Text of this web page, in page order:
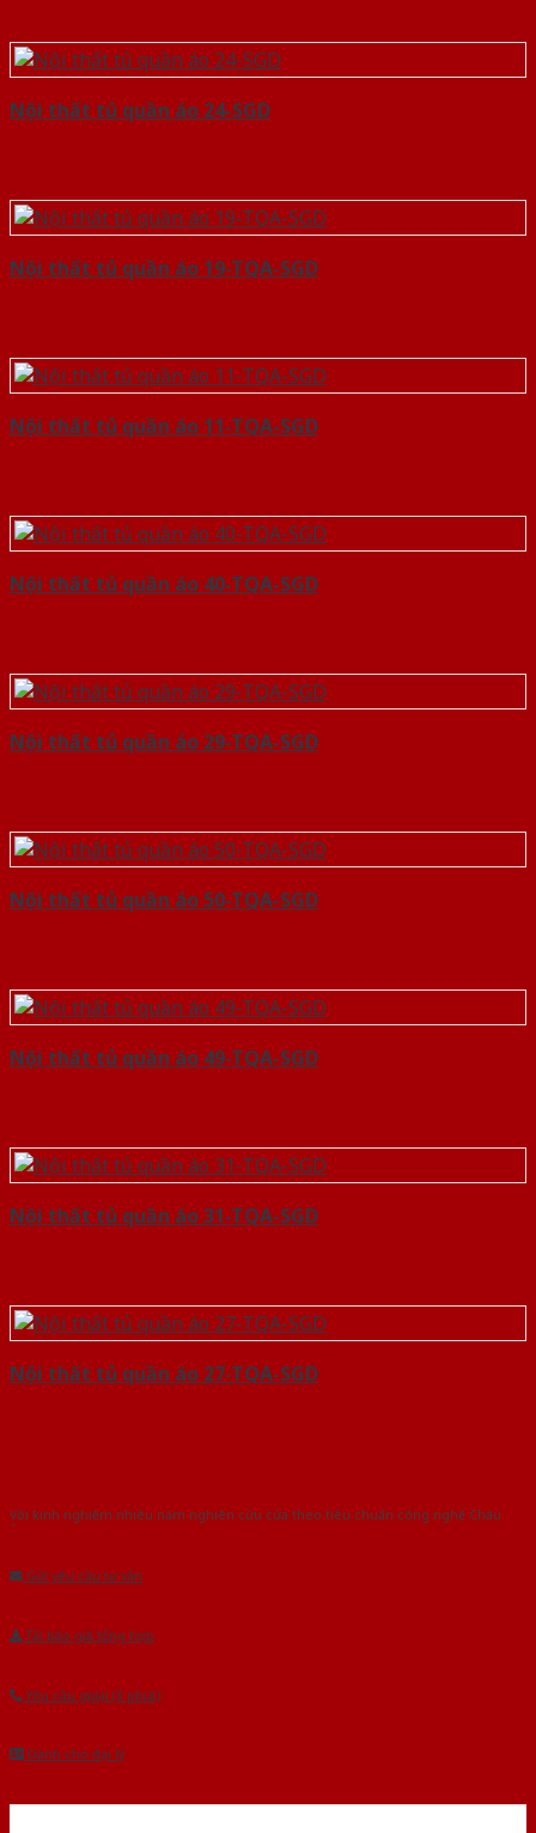
Nội thất tủ quần áo 24-SGD
Nội thất tủ quần áo 19-TQA-SGD
Nội thất tủ quần áo 11-TQA-SGD
Nội thất tủ quần áo 40-TQA-SGD
Nội thất tủ quần áo 29-TQA-SGD
Nội thất tủ quần áo 50-TQA-SGD
Nội thất tủ quần áo 49-TQA-SGD
Nội thất tủ quần áo 31-TQA-SGD
Nội thất tủ quần áo 27-TQA-SGD
Với kinh nghiệm nhiêu năm nghiên cứu cửa theo tiêu chuẩn công nghệ Châu
Gửi yêu cầu tư vấn
Tải báo giá tổng hợp
Yêu cầu gọi lại (3 phút)
Dành cho đại lý